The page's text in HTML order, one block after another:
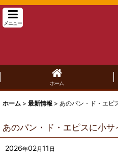
メニュー
ホーム
ホーム > 最新情報 > あのパン・ド・エピ
あのパン・ド・エピスに小サ
2026年02月11 日